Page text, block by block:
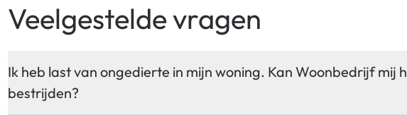
Veelgestelde vragen
Ik heb last van ongedierte in mijn woning. Kan Woonbedrijf mij
bestrijden?